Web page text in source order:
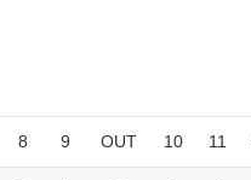
8 9 OUT 10 11